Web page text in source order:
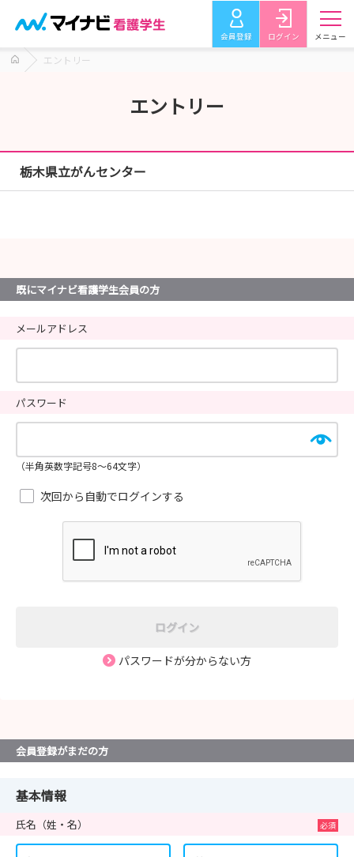
会員登録 ログイン メニュー
エントリー
エントリー
栃木県立がんセンター
既にマイナビ看護学生会員の方
メールアドレス
パスワード
（半角英数字記号8～64文字）
次回から自動でログインする
ログイン
パスワードが分からない方
会員登録がまだの方
基本情報
氏名 （姓・名）